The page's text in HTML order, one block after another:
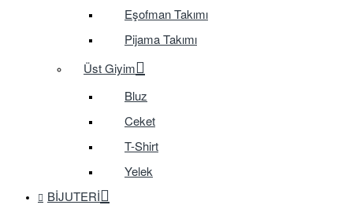
Eşofman Takımı
Pijama Takımı
Üst Giyim
Bluz
Ceket
T-Shirt
Yelek
BIJUTERI